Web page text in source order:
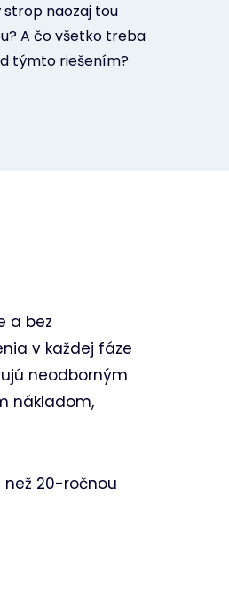
naozaj tou
A čo všetko treba
týmto riešením?
a bez
v každej fáze
neodborným
nákladom,
než 20-ročnou